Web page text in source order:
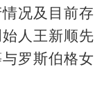
况及目前存
人王新顺先
罗斯伯格女